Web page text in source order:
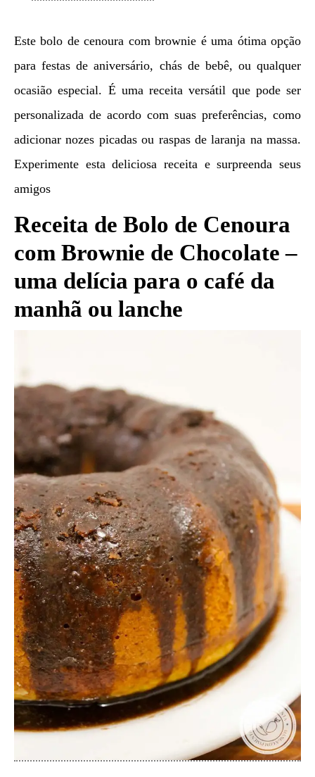
Este bolo de cenoura com brownie é uma ótima opção
para festas de aniversário, chás de bebê, ou qualquer
ocasião especial. É uma receita versátil que pode ser
personalizada de acordo com suas preferências, como
adicionar nozes picadas ou raspas de laranja na massa.
Experimente esta deliciosa receita e surpreenda seus
amigos
Receita de Bolo de Cenoura
com Brownie de Chocolate –
uma delícia para o café da
manhã ou lanche